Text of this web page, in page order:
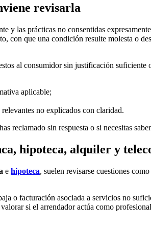
revisarla
las prácticas no consentidas
con que una condición resulte molesta o
al consumidor sin justificación
aplicable;
no explicados con claridad.
reclamado sin respuesta o si necesitas
hipoteca, alquiler y
e hipoteca, suelen revisarse cuestiones
o facturación asociada a servicios no
si el arrendador actúa como